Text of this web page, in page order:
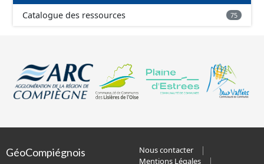
Catalogue des ressources 75
GéoCompiégnois
Nous contacter
Mentions Légales